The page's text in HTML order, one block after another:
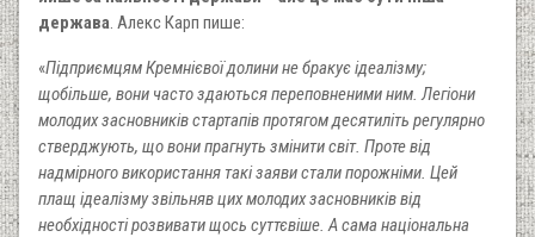
держава. Алекс Карп пише:
«Підприємцям Кремнієвої долини не бракує ідеалізму;
щобільше, вони часто здаються переповненими ним. Легіони
молодих засновників стартапів протягом десятиліть регулярно
стверджують, що вони прагнуть змінити світ. Проте від
надмірного використання такі заяви стали порожніми. Цей
плащ ідеалізму звільняв цих молодих засновників від
необхідності розвивати щось суттєвіше. А сама національна